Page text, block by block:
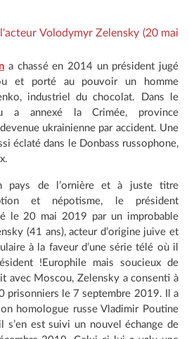
Volodymyr Zelensky (20 mai
a chassé en 2014 un président jugé
et porté au pouvoir un homme
industriel du chocolat. Dans le
a annexé la Crimée, province
ukrainienne par accident. Une
éclaté dans le Donbass russophone,
pays de l’ornière et à juste titre
et népotisme, le président
le 20 mai 2019 par un improbable
(41 ans), acteur d’origine juive et
à la faveur d’une série télé où il
!Europhile mais soucieux de
avec Moscou, Zelensky a consenti à
prisonniers le 7 septembre 2019. Il a
homologue russe Vladimir Poutine
s’en est suivi un nouvel échange de